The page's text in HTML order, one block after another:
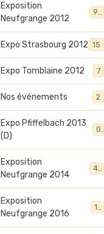
Exposition
Neufgrange 2012
94
Expo Strasbourg 2012 15
Expo Tomblaine 2012 7
Nos événements 2
Expo Pfiffelbach 2013
(D)
0
Exposition
Neufgrange 2014
45
Exposition
Neufgrange 2016
13